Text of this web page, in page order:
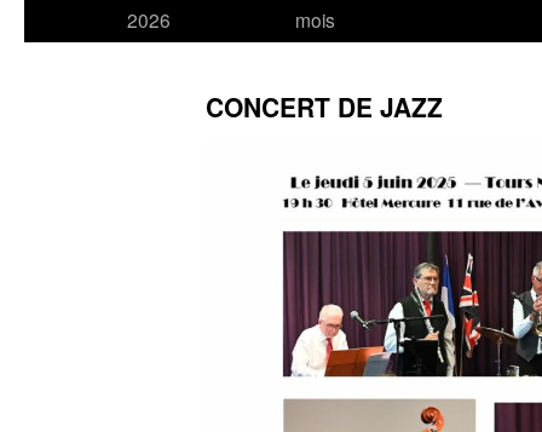
2026
mois
CONCERT DE JAZZ